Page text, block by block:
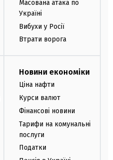
Масована атака по
Україні
Вибухи у Росії
Втрати ворога
Новини економіки
Ціна нафти
Курси валют
Фінансові новини
Тарифи на комунальні
послуги
Податки